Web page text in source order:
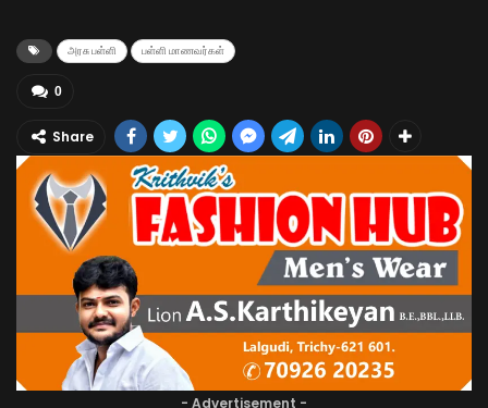
அரசு பள்ளி பள்ளி மாணவர்கள்
0
Share
- Advertisement -